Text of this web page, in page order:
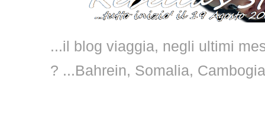
...il blog viaggia, negli ultimi
? ...Bahrein, Somalia,